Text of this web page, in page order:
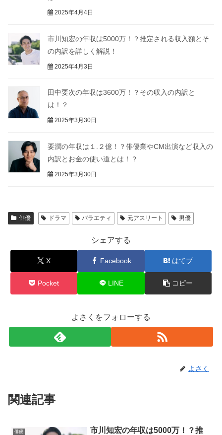
2025年4月4日
市川知宏の年収は5000万！？推定される収入額とそ
の内訳を詳しく解説！
2025年4月3日
田中要次の年収は3600万！？その収入の内訳と
は！？
2025年3月30日
要潤の年収は１.２億！？俳優業やCM出演など収入の
内訳とお金の使い道とは！？
2025年3月30日
俳優 ドラマ バラエティ 元アスリート 男優
シェアする
X Facebook はてブ
Pocket LINE コピー
よさくをフォローする
よさく
関連記事
俳優
市川知宏の年収は5000万！？推